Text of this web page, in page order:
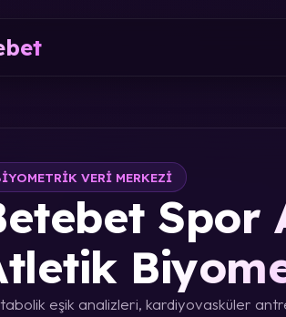
VERI MERKEZI
Spor
eşik analizleri, kardiyovasküler